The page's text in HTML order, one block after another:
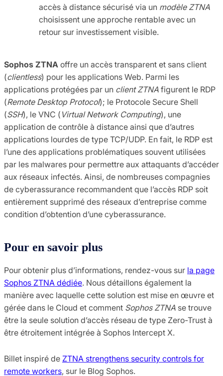
accès à distance sécurisé via un modèle ZTNA
choisissent une approche rentable avec un
retour sur investissement visible.
Sophos ZTNA offre un accès transparent et sans client
(clientless) pour les applications Web. Parmi les
applications protégées par un client ZTNA figurent le RDP
(Remote Desktop Protocol); le Protocole Secure Shell
(SSH), le VNC ( Virtual Network Computing), une
application de contrôle à distance ainsi que d’autres
applications lourdes de type TCP/UDP. En fait, le RDP est
l’une des applications problématiques souvent utilisées
par les malwares pour permettre aux attaquants d’accéder
aux réseaux infectés. Ainsi, de nombreuses compagnies
de cyberassurance recommandent que l’accès RDP soit
entièrement supprimé des réseaux d’entreprise comme
condition d’obtention d’une cyberassurance.
Pour en savoir plus
Pour obtenir plus d’informations, rendez-vous sur la page
Sophos ZTNA dédiée. Nous détaillons également la
manière avec laquelle cette solution est mise en œuvre et
gérée dans le Cloud et comment Sophos ZTNA se trouve
être la seule solution d’accès réseau de type Zero-Trust à
être étroitement intégrée à Sophos Intercept X.
Billet inspiré de ZTNA strengthens security controls for
remote workers, sur le Blog Sophos.